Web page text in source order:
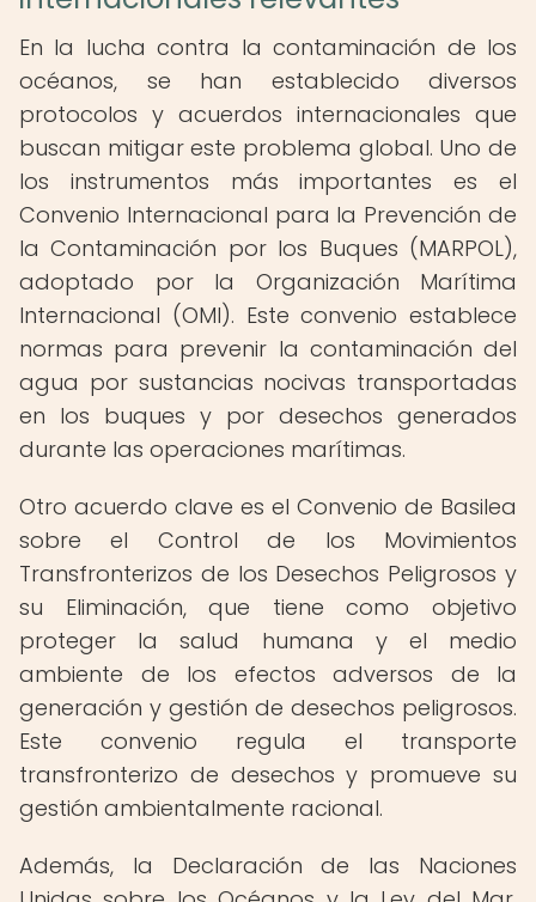
En la lucha contra la contaminación de los
océanos, se han establecido diversos
protocolos y acuerdos internacionales que
buscan mitigar este problema global. Uno de
los instrumentos más importantes es el
Convenio Internacional para la Prevención de
la Contaminación por los Buques (MARPOL),
adoptado por la Organización Marítima
Internacional (OMI). Este convenio establece
normas para prevenir la contaminación del
agua por sustancias nocivas transportadas
en los buques y por desechos generados
durante las operaciones marítimas.
Otro acuerdo clave es el Convenio de Basilea
sobre el Control de los Movimientos
Transfronterizos de los Desechos Peligrosos y
su Eliminación, que tiene como objetivo
proteger la salud humana y el medio
ambiente de los efectos adversos de la
generación y gestión de desechos peligrosos.
Este convenio regula el transporte
transfronterizo de desechos y promueve su
gestión ambientalmente racional.
Además, la Declaración de las Naciones